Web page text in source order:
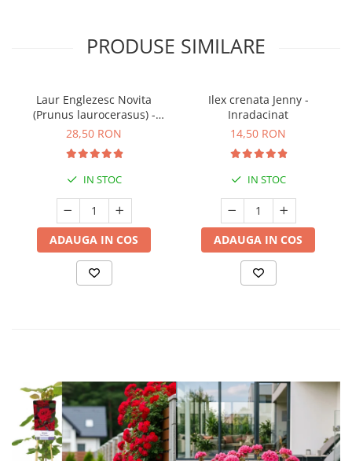
PRODUSE SIMILARE
Laur Englezesc Novita
(Prunus laurocerasus) -
40cm (P9)
28,50 RON
IN STOC
ADAUGA IN COS
Ilex crenata Jenny -
Inradacinat
14,50 RON
IN STOC
ADAUGA IN COS